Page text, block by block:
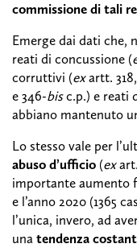
commissione di tali
Emerge dai dati che,
reati di concussione (
corruttivi (exartt. 318,
e 346-bisc.p.) e reati
abbiano mantenuto
Lo stesso vale per
abuso d’ufficio (exart.
importante aumento
e l’anno 2020 (1365
l’unica, invero, ad
una tendenza